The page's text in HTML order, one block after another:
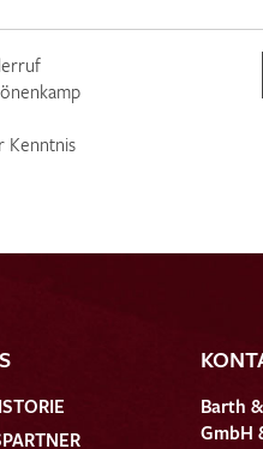
Kenntnis
Barth
GmbH